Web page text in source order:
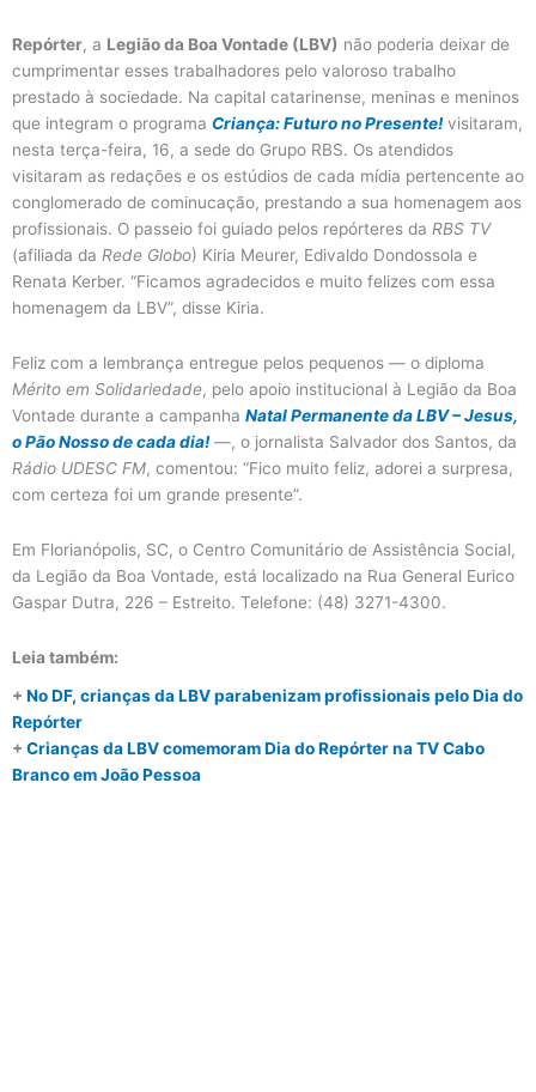
Repórter, a Legião da Boa Vontade (LBV) não poderia deixar de
cumprimentar esses trabalhadores pelo valoroso trabalho
prestado à sociedade. Na capital catarinense, meninas e meninos
que integram o programa Criança: Futuro no Presente!visitaram,
nesta terça-feira, 16, a sede do Grupo RBS. Os atendidos
visitaram as redações e os estúdios de cada mídia pertencente ao
conglomerado de cominucação, prestando a sua homenagem aos
profissionais. O passeio foi guiado pelos repórteres da RBS TV
(afiliada da Rede Globo) Kiria Meurer, Edivaldo Dondossola e
Renata Kerber. “Ficamos agradecidos e muito felizes com essa
homenagem da LBV”, disse Kiria.
Feliz com a lembrança entregue pelos pequenos — o diploma
Mérito em Solidariedade, pelo apoio institucional à Legião da Boa
Vontade durante a campanha Natal Permanente da LBV – Jesus,
o Pão Nosso de cada dia!—, o jornalista Salvador dos Santos, da
Rádio UDESC FM, comentou: “Fico muito feliz, adorei a surpresa,
com certeza foi um grande presente”.
Em Florianópolis, SC, o Centro Comunitário de Assistência Social,
da Legião da Boa Vontade, está localizado na Rua General Eurico
Gaspar Dutra, 226 – Estreito. Telefone: (48) 3271-4300.
Leia também:
+ No DF, crianças da LBV parabenizam profissionais pelo Dia do
Repórter
+ Crianças da LBV comemoram Dia do Repórter na TV Cabo
Branco em João Pessoa